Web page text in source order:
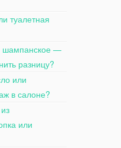
туалетная
шампанское —
разницу?
или
в салоне?
или